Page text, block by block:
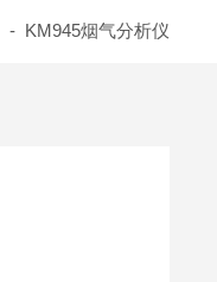
- KM945烟气分析仪